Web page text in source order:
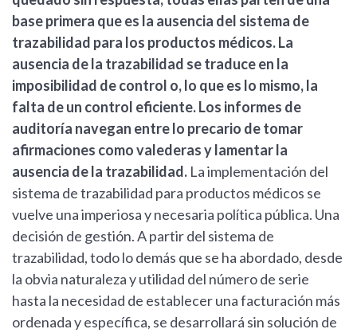
base primera que es la ausencia del sistema de
trazabilidad para los productos médicos. La
ausencia de la trazabilidad se traduce en la
imposibilidad de control o, lo que es lo mismo, la
falta de un control eficiente. Los informes de
auditoría navegan entre lo precario de tomar
afirmaciones como valederas y lamentar la
ausencia de la trazabilidad. La implementación del
sistema de trazabilidad para productos médicos se
vuelve una imperiosa y necesaria política pública. Una
decisión de gestión. A partir del sistema de
trazabilidad, todo lo demás que se ha abordado, desde
la obvia naturaleza y utilidad del número de serie
hasta la necesidad de establecer una facturación más
ordenada y específica, se desarrollará sin solución de